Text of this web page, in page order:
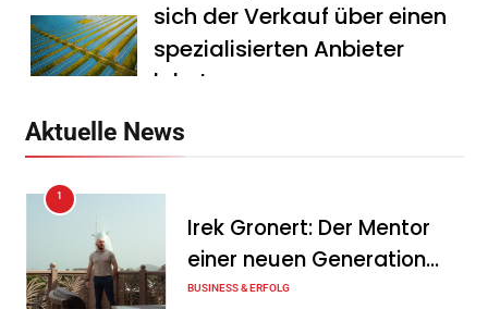
sich der Verkauf über einen
spezialisierten Anbieter
lohnt
Mitarbeitergespräch pro
Jahr nichts verändert – und
Aktuelle News
1
Irek Gronert: Der Mentor
einer neuen Generation
von Unternehmern
BUSINESS & ERFOLG